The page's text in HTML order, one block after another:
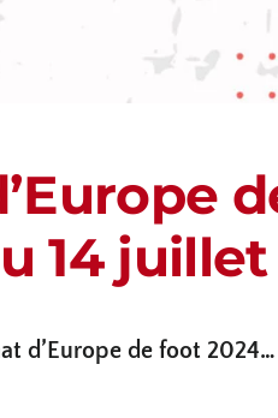
14
d’Europe de foot